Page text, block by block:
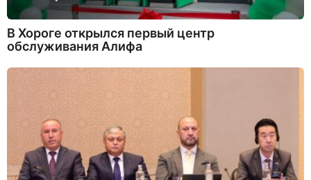
В Хороге открылся первый центр
обслуживания Алифа